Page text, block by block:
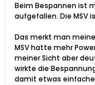
Beim Bespannen ist
aufgefallen. Die MSV
Das merkt man
MSV hatte mehr
meiner Sicht aber
wirkte die
damit etwas